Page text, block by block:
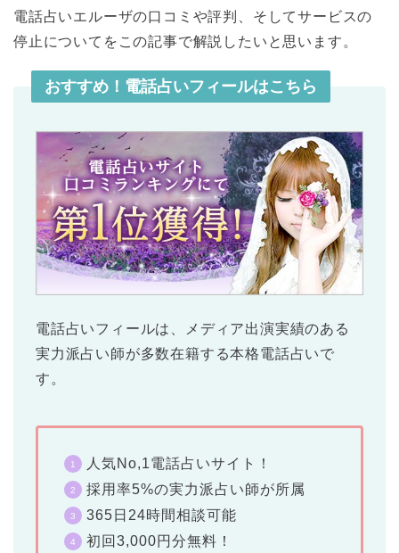
電話占いエルーザの口コミや評判、そしてサービスの
停止についてをこの記事で解説したいと思います。
おすすめ！電話占いフィールはこちら
電話占いフィールは、メディア出演実績のある
実力派占い師が多数在籍する本格電話占いで
す。
人気No,1電話占いサイト！
採用率5%の実力派占い師が所属
365日24時間相談可能
初回3,000円分無料！